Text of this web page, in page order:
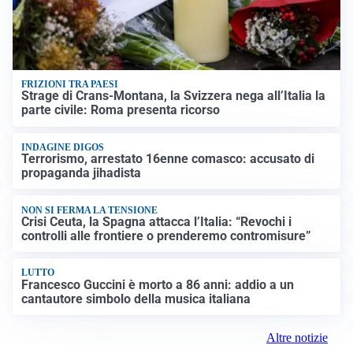
FRIZIONI TRA PAESI
Strage di Crans-Montana, la Svizzera nega all’Italia la
parte civile: Roma presenta ricorso
INDAGINE DIGOS
Terrorismo, arrestato 16enne comasco: accusato di
propaganda jihadista
NON SI FERMA LA TENSIONE
Crisi Ceuta, la Spagna attacca l’Italia: “Revochi i
controlli alle frontiere o prenderemo contromisure”
LUTTO
Francesco Guccini è morto a 86 anni: addio a un
cantautore simbolo della musica italiana
Altre notizie